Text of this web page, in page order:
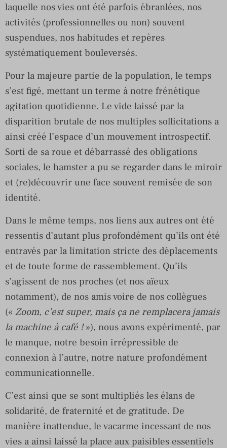
laquelle nos vies ont été parfois ébranlées, nos
activités (professionnelles ou non) souvent
suspendues, nos habitudes et repères
systématiquement bouleversés.
Pour la majeure partie de la population, le temps
s’est figé, mettant un terme à notre frénétique
agitation quotidienne. Le vide laissé par la
disparition brutale de nos multiples sollicitations a
ainsi créé l’espace d’un mouvement introspectif.
Sorti de sa roue et débarrassé des obligations
sociales, le hamster a pu se regarder dans le miroir
et (re)découvrir une face souvent remisée de son
identité.
Dans le même temps, nos liens aux autres ont été
ressentis d’autant plus profondément qu’ils ont été
entravés par la limitation stricte des déplacements
et de toute forme de rassemblement. Qu’ils
s’agissent de nos proches (et nos aïeux
notamment), de nos amis voire de nos collègues
(« Zoom, c’est super, mais ça ne remplacera jamais
la machine à café !»), nous avons expérimenté, par
le manque, notre besoin irrépressible de
connexion à l’autre, notre nature profondément
communicationnelle.
C’est ainsi que se sont multipliés les élans de
solidarité, de fraternité et de gratitude. De
manière inattendue, le vacarme incessant de nos
vies a ainsi laissé la place aux paisibles essentiels